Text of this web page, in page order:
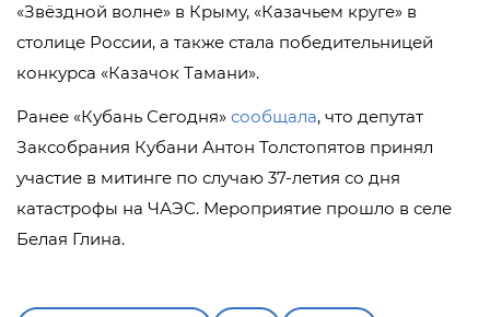
«Звёздной волне» в Крыму, «Казачьем круге» в
столице России, а также стала победительницей
конкурса «Казачок Тамани».
Ранее «Кубань Сегодня» сообщала, что депутат
Заксобрания Кубани Антон Толстопятов принял
участие в митинге по случаю 37-летия со дня
катастрофы на ЧАЭС. Мероприятие прошло в селе
Белая Глина.